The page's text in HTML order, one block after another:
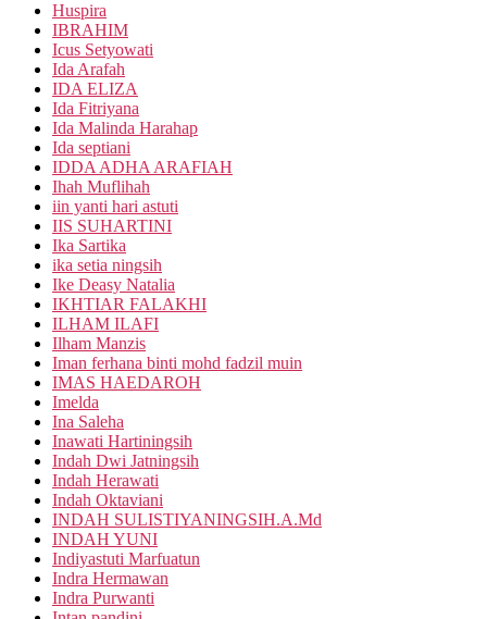
Huspira
IBRAHIM
Icus Setyowati
Ida Arafah
IDA ELIZA
Ida Fitriyana
Ida Malinda Harahap
Ida septiani
IDDA ADHA ARAFIAH
Ihah Muflihah
iin yanti hari astuti
IIS SUHARTINI
Ika Sartika
ika setia ningsih
Ike Deasy Natalia
IKHTIAR FALAKHI
ILHAM ILAFI
Ilham Manzis
Iman ferhana binti mohd fadzil muin
IMAS HAEDAROH
Imelda
Ina Saleha
Inawati Hartiningsih
Indah Dwi Jatningsih
Indah Herawati
Indah Oktaviani
INDAH SULISTIYANINGSIH.A.Md
INDAH YUNI
Indiyastuti Marfuatun
Indra Hermawan
Indra Purwanti